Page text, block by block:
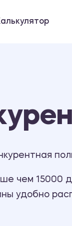
чем 15000
удобно